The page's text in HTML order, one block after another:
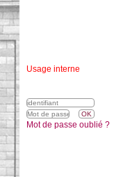
Usage interne
Mot de passe oublié ?